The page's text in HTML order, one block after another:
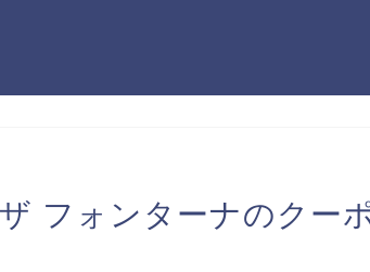
フォンターナのクー